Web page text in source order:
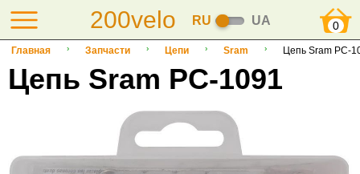
200velo RU UA 0
Главная Запчасти Цепи Sram Цепь Sram PC-
Цепь Sram PC-1091